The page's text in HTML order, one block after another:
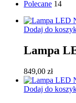
Polecane 14
Dodaj do
Lampa
849,00 zł
Dodaj do